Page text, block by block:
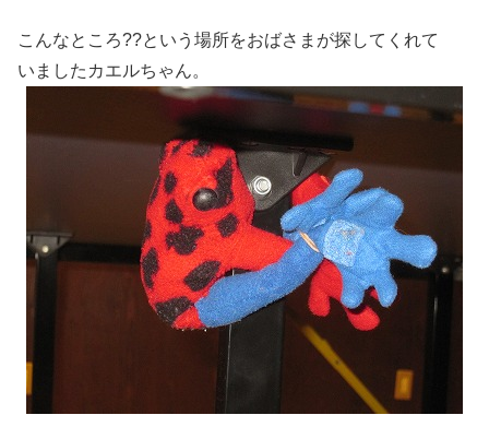
こんなところ??という場所をおばさまが探してくれて
いましたカエルちゃん。